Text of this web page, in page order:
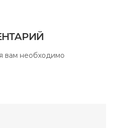
вам необходимо